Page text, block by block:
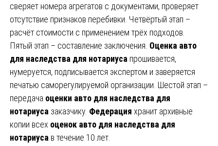
сверяет номера агрегатов с документами, проверяет
отсутствие признаков перебивки. Четвёртый этап –
расчёт стоимости с применением трёх подходов.
Пятый этап – составление заключения. Оценка авто
для наследства для нотариуса прошивается,
нумеруется, подписывается экспертом и заверяется
печатью саморегулируемой организации. Шестой этап –
передача оценки авто для наследства для
нотариуса заказчику. Федерация хранит архивные
копии всех оценок авто для наследства для
нотариуса в течение 10 лет.